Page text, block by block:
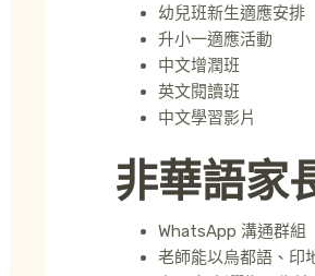
幼兒班新生適應安排
升小一適應活動
中文增潤班
英文閱讀班
中文學習影片
非華語家
WhatsApp 溝通群組
老師能以烏都語、印